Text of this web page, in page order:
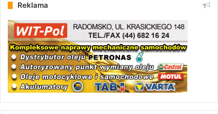
Reklama